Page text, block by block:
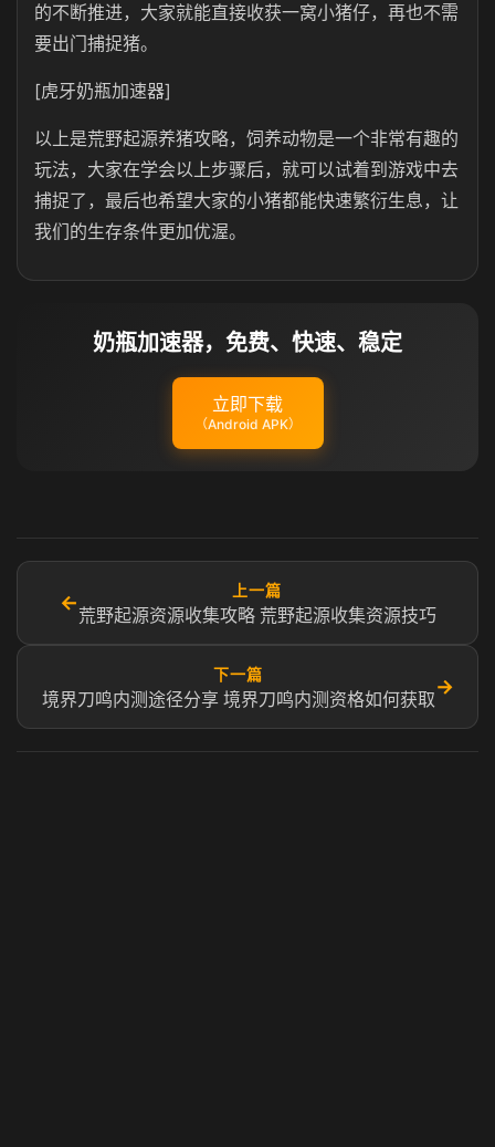
的不断推进，大家就能直接收获一窝小猪仔，再也不需
要出门捕捉猪。
[虎牙奶瓶加速器]
以上是荒野起源养猪攻略，饲养动物是一个非常有趣的
玩法，大家在学会以上步骤后，就可以试着到游戏中去
捕捉了，最后也希望大家的小猪都能快速繁衍生息，让
我们的生存条件更加优渥。
奶瓶加速器，免费、快速、稳定
立即下载
（Android APK）
←
上一篇
荒野起源资源收集攻略 荒野起源收集资源技巧
下一篇
境界刀鸣内测途径分享 境界刀鸣内测资格如何获取
→